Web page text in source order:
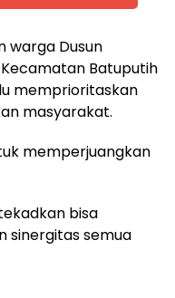
warga Dusun
Batuputih
memprioritaskan
masyarakat.
memperjuangkan
bisa
sinergitas semua